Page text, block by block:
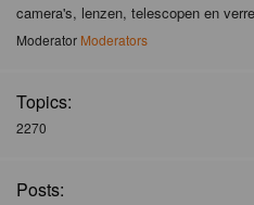
camera's, lenzen, telescopen en
Moderator Moderators
Topics:
2270
Posts: